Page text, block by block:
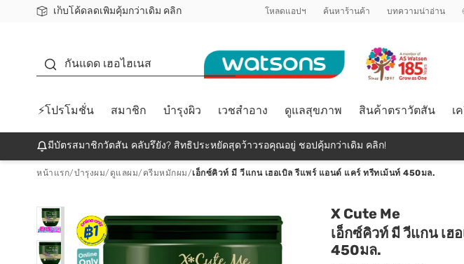
เก็บโค้ดลดเพิ่มคุ้มกว่าเดิม คลิก
ชอปออนไลน์ครั้งแรก ลดเพิ่มจุก ๆ 10%! 🎉
📦ส่งฟรี! เมื่อชอป 499฿
สมาชิกวัตสัน คลับดียังไง? โหลดแอปฯ ค้นหาร้านค้า บทความน่าอ่าน
กันแดด เฮอไฮเนส
⚡โปรโมชั่น สมาชิก บำรุงผิว เวชสำอาง ดูแลสุขภาพ สินค้าตราวัตสัน เ
มีบัตรสมาชิกวัตสัน คลับรึยัง? สิทธิประหยัดสุดว้าวรอคุณอยู่ ชอปคุ้มกว่าเดิม คลิก!
หน้าแรก/บำรุงผม/ ดูแลผม/ ครีมหมักผม/เอ็กซ์คิวท์ มี วีแกน เฮอเบิล รีแพร์ แอนด์ แคร์ ทรีทเม้นท์ 450มล.
X Cute Me
เอ็กซ์คิวท์ มี วีแกน เฮ
450มล.